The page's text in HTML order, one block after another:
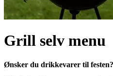
Grill selv menu
Ønsker du drikkevarer til festen?